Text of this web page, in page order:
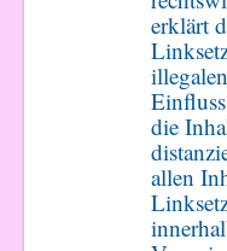
erklärt
die
allen